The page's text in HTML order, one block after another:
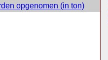
opgenomen (in ton)